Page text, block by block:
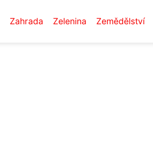
Zahrada Zelenina Zemědělství